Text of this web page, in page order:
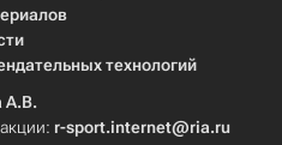
технологий
А.В.
r-sport.internet@ria.ru